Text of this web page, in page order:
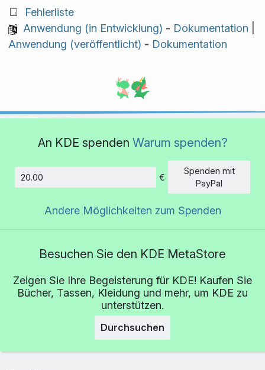
Fehlerliste
Anwendung (in Entwicklung) - Dokumentation
Anwendung (veröffentlicht) - Dokumentation
An KDE spenden Warum spenden?
€
Spenden mit
PayPal
Andere Möglichkeiten zum Spenden
Besuchen Sie den KDE MetaStore
Zeigen Sie Ihre Begeisterung für KDE! Kaufen Sie
Bücher, Tassen, Kleidung und mehr, um KDE zu
unterstützen.
Durchsuchen